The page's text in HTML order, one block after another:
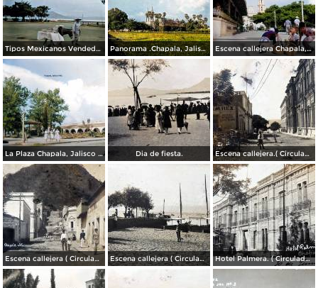
Tipos Mexicanos Vendedor de dulces Chapala, Jalisco 1961. Panorama .Chapala, Jalisco 1961. Escena callejera Chapala, Jalisco 1961..
La Plaza Chapala, Jalisco 1961. Dia de fiesta. Escena callejera.( Circulada el 3 de Marzo de 1909 ).
Escena callejera ( Circulada el 22 de marzo de 1908 ). Escena callejera ( Circulada el 19 de Diciembre de 1908 ).. Hotel Palmera. ( Circulada el 30 de Junio de 1909 ).